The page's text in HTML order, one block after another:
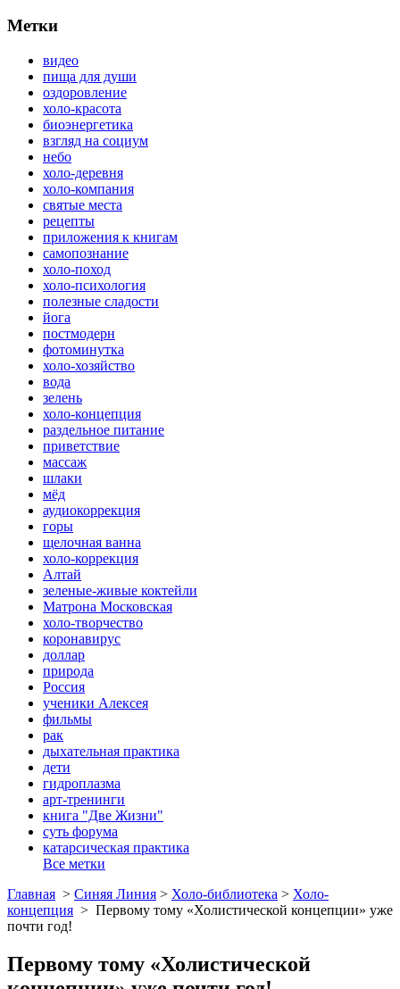
Метки
видео
пища для души
оздоровление
холо-красота
биоэнергетика
взгляд на социум
небо
холо-деревня
холо-компания
святые места
рецепты
приложения к книгам
самопознание
холо-поход
холо-психология
полезные сладости
йога
постмодерн
фотоминутка
холо-хозяйство
вода
зелень
холо-концепция
раздельное питание
приветствие
массаж
шлаки
мёд
аудиокоррекция
горы
щелочная ванна
холо-коррекция
Алтай
зеленые-живые коктейли
Матрона Московская
холо-творчество
коронавирус
доллар
природа
Россия
ученики Алексея
фильмы
рак
дыхательная практика
дети
гидроплазма
арт-тренинги
книга "Две Жизни"
суть форума
катарсическая практика
Все метки
Главная > Синяя Линия > Холо-библиотека > Холо-
концепция > Первому тому «Холистической концепции» уже
почти год!
Первому тому «Холистической